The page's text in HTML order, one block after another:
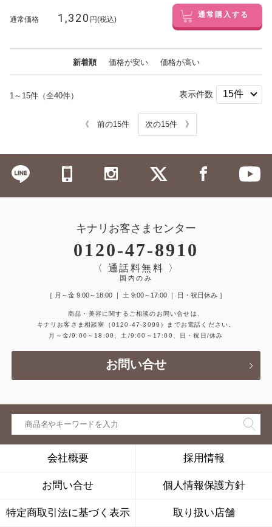
通常価格 1,320 円(税込) 通常購入する
新着順 価格が安い 価格が高い
1～15件（全40件） 表示件数
《 前の15件 次の15件 》
キナリお客さまセンター
0120-47-8910
〈 通話料無料 〉
国内のみ
［ 月～金 9:00～18:00 ｜ 土 9:00～17:00 ｜ 日・祝日休み ］
商品・美容に関するご相談のお問い合せは、
キナリお客さま相談室
（0120-47-3999）
までお電話ください。
月～金/9:00～18:00、土/9:00～17:00、日・祝日/休み
お問い合せ
会社概要 採用情報
お問い合せ 個人情報保護方針
特定商取引法に基づく表示 取り扱い店舗